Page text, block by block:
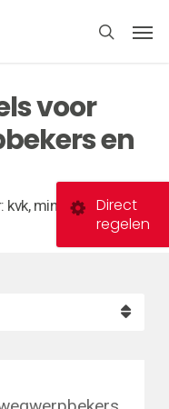
search
voor
en
ministerie van
Direct
regelen